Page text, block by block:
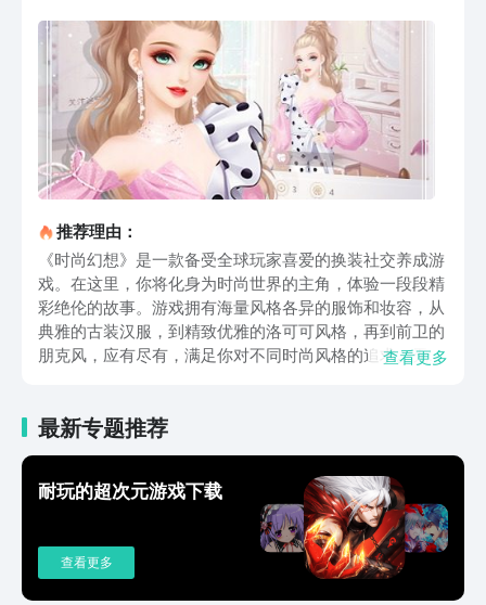
推荐理由：
《时尚幻想》是一款备受全球玩家喜爱的换装社交养成游
戏。在这里，你将化身为时尚世界的主角，体验一段段精
彩绝伦的故事。游戏拥有海量风格各异的服饰和妆容，从
典雅的古装汉服，到精致优雅的洛可可风格，再到前卫的
朋克风，应有尽有，满足你对不同时尚风格的追求。无论
独特的手工作坊系统。在主线剧情的推进过程中，你可以
收集图纸和材料，亲手设计并制作属于自己的新款服装。
从服装框架的精心裁量，到整体搭配的巧妙构思，再到细
节花纹的细腻雕琢，每一件服装的诞生都见证着你的时尚
技艺不断进步，让你充分享受创造的乐趣。在角色设定方
面，《时尚幻想》中的角色个个气质独特、个性十足。你
可以根据自己的喜好选择角色，然后结合不同的剧情为其
查看更多
最新专题推荐
耐玩的超次元游戏下载
查看更多